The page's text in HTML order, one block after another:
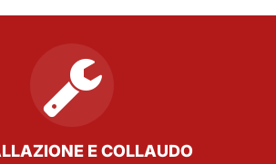
E COLLAUDO